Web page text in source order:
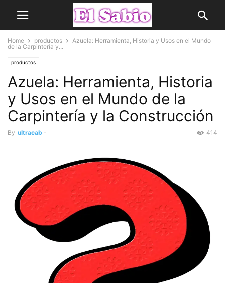
Home productos
Azuela: Herramienta, Historia y Usos en el Mundo
de la Carpintería y...
productos
Azuela: Herramienta, Historia
y Usos en el Mundo de la
Carpintería y la Construcción
By ultracab - 414